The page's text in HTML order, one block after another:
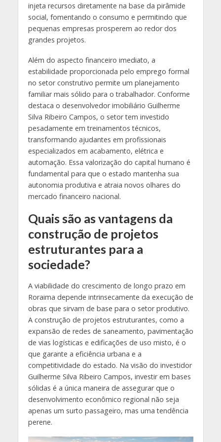
injeta recursos diretamente na base da pirâmide
social, fomentando o consumo e permitindo que
pequenas empresas prosperem ao redor dos
grandes projetos.
Além do aspecto financeiro imediato, a
estabilidade proporcionada pelo emprego formal
no setor construtivo permite um planejamento
familiar mais sólido para o trabalhador. Conforme
destaca o desenvolvedor imobiliário Guilherme
Silva Ribeiro Campos, o setor tem investido
pesadamente em treinamentos técnicos,
transformando ajudantes em profissionais
especializados em acabamento, elétrica e
automação. Essa valorização do capital humano é
fundamental para que o estado mantenha sua
autonomia produtiva e atraia novos olhares do
mercado financeiro nacional.
Quais são as vantagens da
construção de projetos
estruturantes para a
sociedade?
A viabilidade do crescimento de longo prazo em
Roraima depende intrinsecamente da execução de
obras que sirvam de base para o setor produtivo.
A construção de projetos estruturantes, como a
expansão de redes de saneamento, pavimentação
de vias logísticas e edificações de uso misto, é o
que garante a eficiência urbana e a
competitividade do estado. Na visão do investidor
Guilherme Silva Ribeiro Campos, investir em bases
sólidas é a única maneira de assegurar que o
desenvolvimento econômico regional não seja
apenas um surto passageiro, mas uma tendência
perene.